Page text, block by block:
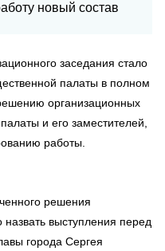
заседания стало
палаты в полном
организационных
и его заместителей,
работы.
решения
выступления перед
города Сергея